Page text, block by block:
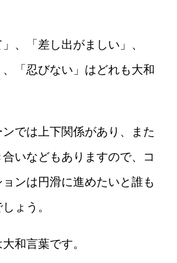
」、「差し出がましい」、
、「忍びない」はどれも大和
ンでは上下関係があり、また
いなどもありますので、コ
ョンは円滑に進めたいと誰も
ょう。
和言葉です。